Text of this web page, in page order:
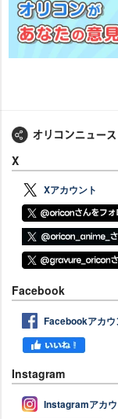
X
Xアカウント
Facebook
Facebookアカウ
Instagram
Instagramアカウ